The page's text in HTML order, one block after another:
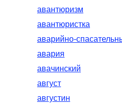
авантюризм
авантюристка
аварийно-
авария
авачинский
август
августин